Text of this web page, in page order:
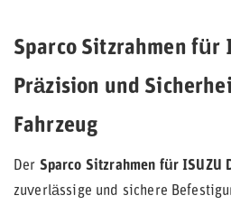
Sparco Sitzrahmen für
Präzision und
Fahrzeug
Der Sparco Sitzrahmen für ISUZU
zuverlässige und sichere